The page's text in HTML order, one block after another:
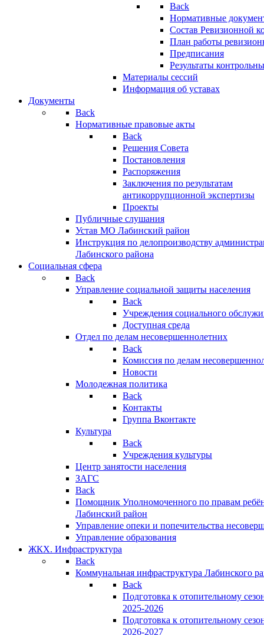
Back
Нормативные
Состав Ревизионной
План работы
Предписания
Результаты
Материалы сессий
Информация об уставах
Документы
Back
Нормативные правовые акты
Back
Решения Совета
Постановления
Распоряжения
Заключения по результатам
антикоррупционной экспертизы
Проекты
Публичные слушания
Устав МО Лабинский район
Инструкция по делопроизводству
Лабинского района
Социальная сфера
Back
Управление социальной защиты населения
Back
Учреждения социального
Доступная среда
Отдел по делам несовершеннолетних
Back
Комиссия по делам
Новости
Молодежная политика
Back
Контакты
Группа Вконтакте
Культура
Back
Учреждения культуры
Центр занятости населения
ЗАГС
Back
Помощник Уполномоченного по правам
Лабинский район
Управление опеки и попечительства
Управление образования
ЖКХ. Инфраструктура
Back
Коммунальная инфраструктура Лабинского
Back
Подготовка к отопительному
2025-2026
Подготовка к отопительному
2026-2027